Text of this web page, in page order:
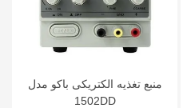
منبع تغذیه الکتریکی باکو مدل
1502DD